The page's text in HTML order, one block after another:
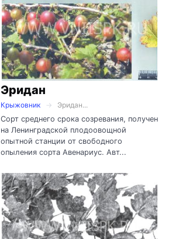
Эридан
Крыжовник
Эридан...
Сорт среднего срока созревания, получен
на Ленинградской плодоовощной
опытной станции от свободного
опыления сорта Авенариус. Авт...